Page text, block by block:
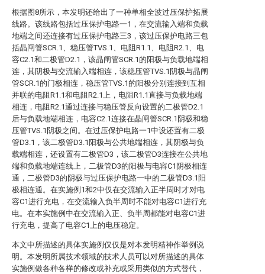
根据图8所示，本发明还给出了一种单相全波过压保护拓展
线路。该线路包括过压保护电路一1，在交流输入端和负载
地端之间还连接有过压保护电路三3，该过压保护电路三包
括晶闸管SCR.1、稳压管TVS.1、电阻R1.1、电阻R2.1、电
容C2.1和二极管D2.1，该晶闸管SCR.1的阳极与负载地端相
连，其阴极与交流输入端相连，该稳压管TVS.1阴极与晶闸
管SCR.1的门极相连，稳压管TVS.1的阳极分别连接到互相
并联的电阻R1.1和电阻R2.1上，电阻R1.1直接与负载地端
相连，电阻R2.1通过连接与稳压管反向设置的二极管D2.1
后与负载地端相连，电容C2.1连接在晶闸管SCR.1阴极和稳
压管TVS.1阴极之间。在过压保护电路一1中设还置有二极
管D3.1，该二极管D3.1阳极与公共地端相连，其阴极与负
载端相连，还设置有二极管D3，该二极管D3连接在公共地
端和负载地端连线上，二极管D3的阳极与电容C1阴极相连
通，二极管D3的阴极与过压保护电路一中的二极管D3.1阳
极相连通。在实施例1和2中仅在交流输入正半周时才对电
容C1进行充电，在交流输入负半周时不能对电容C1进行充
电。在本实施例中在交流输入正、负半周都能对电容C1进
行充电，提高了电容C1上的电压稳定。
本文中所描述的具体实施例仅仅是对本发明精神作举例说
明。本发明所属技术领域的技术人员可以对所描述的具体
实施例做各种各样的修改或补充或采用类似的方式替代，